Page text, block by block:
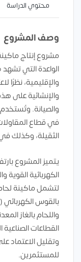
محتوي الدراسة
وصف المشروع
مشروع إنتاج
الواعدة التي تشهد
والإقليمية، نظرًا
والإنشائية على
والصيانة.
في قطاع
الثقيلة، وكذلك في
يتميز المشروع
الكهربائية
لتشمل ماكينة
القطاعات
وتقليل الاعتماد
للمستثمرين.